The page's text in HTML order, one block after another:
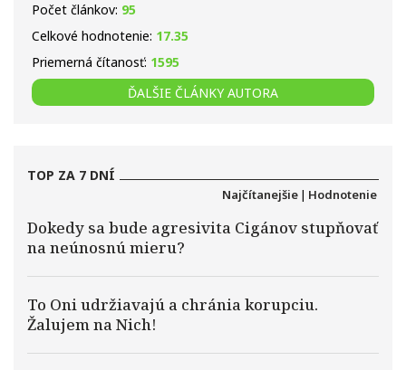
Počet článkov: 95
Celkové hodnotenie: 17.35
Priemerná čítanosť: 1595
ĎALŠIE ČLÁNKY AUTORA
TOP ZA 7 DNÍ
Najčítanejšie | Hodnotenie
Dokedy sa bude agresivita Cigánov stupňovať
na neúnosnú mieru?
To Oni udržiavajú a chránia korupciu.
Žalujem na Nich!